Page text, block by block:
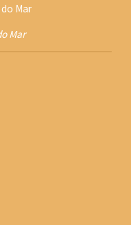
Mar